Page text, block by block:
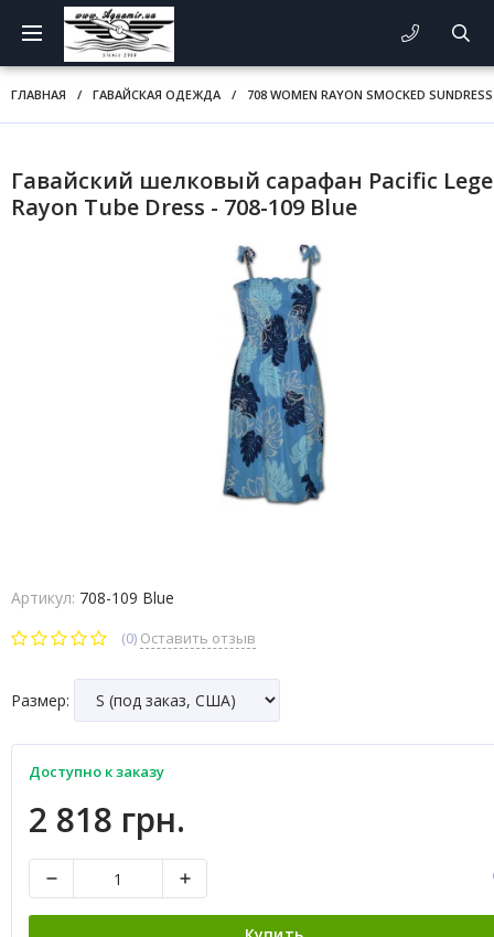
ГЛАВНАЯ / ГАВАЙСКАЯ ОДЕЖДА / 708 WOMEN RAYON SMOCKED SUNDRESS
Гавайский шелковый сарафан Pacific
Rayon Tube Dress - 708-109 Blue
Артикул: 708-109 Blue
(0) Оставить отзыв
Размер:
Доступно к заказу
2 818 грн.